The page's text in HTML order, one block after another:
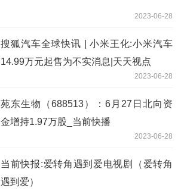
2023-06-28
搜狐汽车全球快讯 | 小米王化:小米汽车
14.99万元起售为不实消息|天天视点
2023-06-28
苑东生物（688513）：6月27日北向资
金增持1.97万股_当前快播
2023-06-28
当前快报:爱转角遇到爱电视剧（爱转角
遇到爱）